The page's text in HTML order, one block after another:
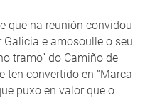
que na reunión convidou
e amosoulle o seu
tramo” do Camiño de
ten convertido en “Marca
puxo en valor que o